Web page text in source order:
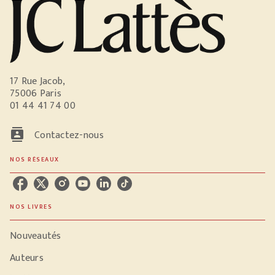
17 Rue Jacob,
75006 Paris
01 44 41 74 00
contacts Contactez-nous
NOS RÉSEAUX
NOS LIVRES
Nouveautés
Auteurs